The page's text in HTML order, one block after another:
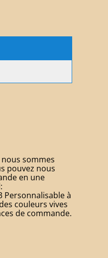
sommes
pouvez nous
en une
Personnalisable à
couleurs vives
de commande.